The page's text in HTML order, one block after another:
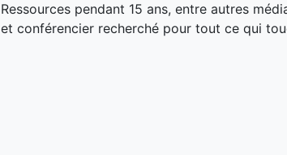
Ressources pendant 15 ans, entre autres
et conférencier recherché pour tout ce qui